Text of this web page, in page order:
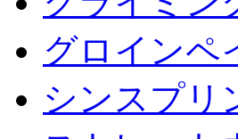
グロインペ
シンスプリ